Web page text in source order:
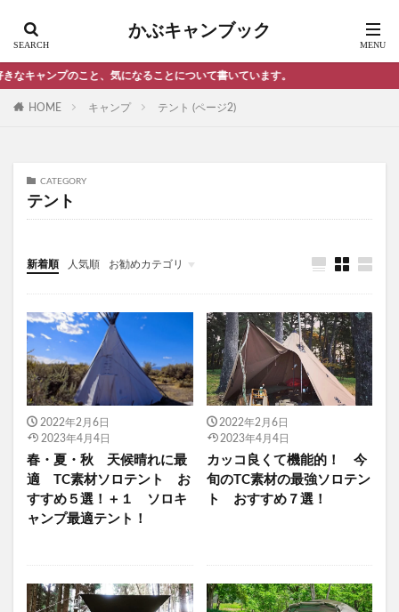
かぶキャンブック
コンパクト LEDランタン
コンパクトダッチオーブン おすすめ
ンプのこと、気になることについて書いています。
HOME キャンプ テント (ページ2)
CATEGORY
テント
新着順 人気順 お勧めカテゴリ
雑記・エトセトラ
2022年2月6日
2023年4月4日
春・夏・秋 天候晴れに最
適 TC素材ソロテント お
すすめ５選！＋１ ソロキ
ャンプ最適テント！
2022年2月6日
2023年4月4日
カッコ良くて機能的！ 今
旬のTC素材の最強ソロテン
ト おすすめ７選！